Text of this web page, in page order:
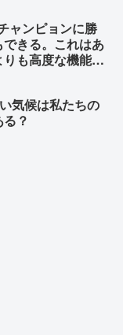
ャンピョンに勝
きる。これはあ
も高度な機能
気候は私たちの
？